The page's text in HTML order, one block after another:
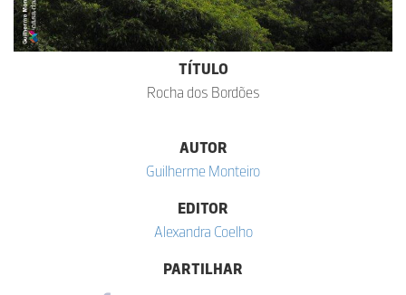
TÍTULO
Rocha dos Bordões
AUTOR
Guilherme Monteiro
EDITOR
Alexandra Coelho
PARTILHAR